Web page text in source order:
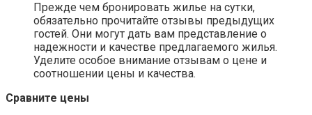
Прежде чем бронировать жилье на сутки,
обязательно прочитайте отзывы предыдущих
гостей. Они могут дать вам представление о
надежности и качестве предлагаемого жилья.
Уделите особое внимание отзывам о цене и
соотношении цены и качества.
Сравните цены